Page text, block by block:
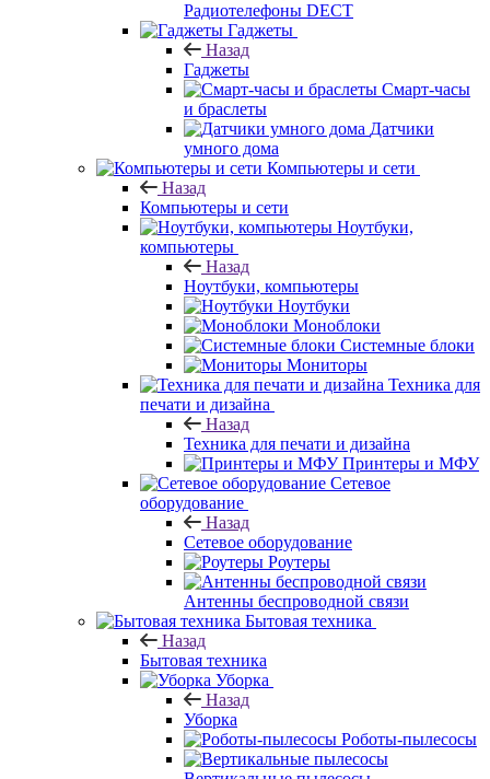
Радиотелефоны DECT
Гаджеты
Назад
Гаджеты
Смарт-часы
и браслеты
Датчики
умного дома
Компьютеры и сети
Назад
Компьютеры и сети
Ноутбуки,
компьютеры
Назад
Ноутбуки, компьютеры
Ноутбуки
Моноблоки
Системные блоки
Мониторы
Техника для
печати и дизайна
Назад
Техника для печати и дизайна
Принтеры и МФУ
Сетевое
оборудование
Назад
Сетевое оборудование
Роутеры
Антенны беспроводной связи
Бытовая техника
Назад
Бытовая техника
Уборка
Назад
Уборка
Роботы-пылесосы